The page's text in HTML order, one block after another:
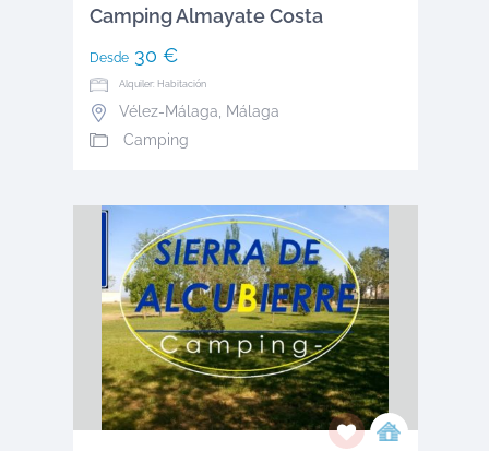
Camping Almayate Costa
Desde30 €
Alquiler: Habitación
Vélez-Málaga, Málaga
Camping